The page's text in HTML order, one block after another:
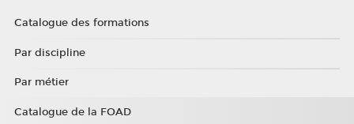
Catalogue des formations
Par discipline
Par métier
Catalogue de la FOAD